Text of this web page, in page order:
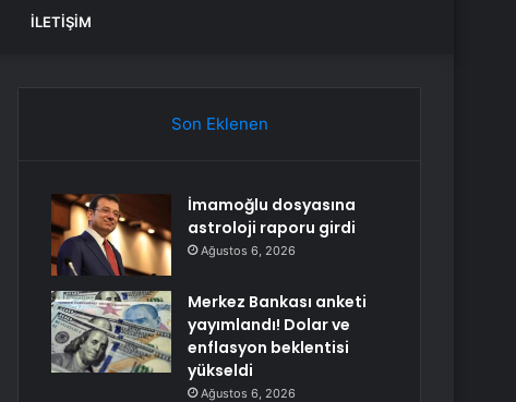
İLETIŞIM
Son Eklenen
İmamoğlu dosyasına
astroloji raporu girdi
Ağustos 6, 2026
Merkez Bankası anketi
yayımlandı! Dolar ve
enflasyon beklentisi
yükseldi
Ağustos 6, 2026